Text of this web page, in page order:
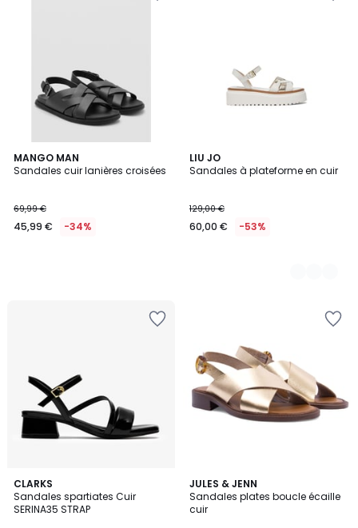
MANGO MAN
Sandales cuir lanières croisées
69,99 €
45,99 € -34%
LIU JO
Sandales à plateforme en cuir
129,00 €
60,00 € -53%
3
Couleurs
CLARKS
Sandales spartiates Cuir
SERINA35 STRAP
JULES & JENN
Sandales plates boucle écaille
cuir